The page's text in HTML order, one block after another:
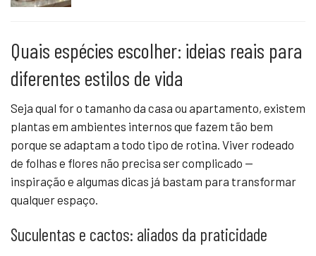
Quais espécies escolher: ideias reais para
diferentes estilos de vida
Seja qual for o tamanho da casa ou apartamento, existem
plantas em ambientes internos que fazem tão bem
porque se adaptam a todo tipo de rotina. Viver rodeado
de folhas e flores não precisa ser complicado —
inspiração e algumas dicas já bastam para transformar
qualquer espaço.
Suculentas e cactos: aliados da praticidade